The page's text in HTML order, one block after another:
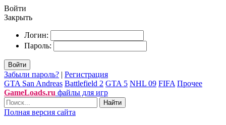
Войти
Закрыть
Логин:
Пароль:
Войти
Забыли пароль? | Регистрация
GTA San Andreas Battlefield 2 GTA 5 NHL 09 FIFA Прочее
GameLoads.ru файлы для игр
Найти
Полная версия сайта